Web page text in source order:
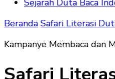
Sejarah Duta Baca
Beranda Safari Literasi
Kampanye Membaca dan